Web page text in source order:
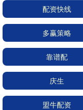
配资快线
多赢策略
靠谱配
庆生
盟牛配资